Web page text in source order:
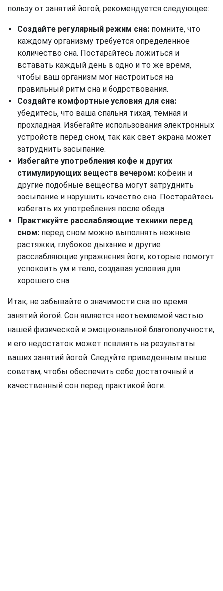
пользу от занятий йогой, рекомендуется следующее:
Создайте регулярный режим сна: помните, что
каждому организму требуется определенное
количество сна. Постарайтесь ложиться и
вставать каждый день в одно и то же время,
чтобы ваш организм мог настроиться на
правильный ритм сна и бодрствования.
Создайте комфортные условия для сна:
убедитесь, что ваша спальня тихая, темная и
прохладная. Избегайте использования электронных
устройств перед сном, так как свет экрана может
затруднить засыпание.
Избегайте употребления кофе и других
стимулирующих веществ вечером: кофеин и
другие подобные вещества могут затруднить
засыпание и нарушить качество сна. Постарайтесь
избегать их употребления после обеда.
Практикуйте расслабляющие техники перед
сном: перед сном можно выполнять нежные
растяжки, глубокое дыхание и другие
расслабляющие упражнения йоги, которые помогут
успокоить ум и тело, создавая условия для
хорошего сна.
Итак, не забывайте о значимости сна во время
занятий йогой. Сон является неотъемлемой частью
нашей физической и эмоциональной благополучности,
и его недостаток может повлиять на результаты
ваших занятий йогой. Следуйте приведенным выше
советам, чтобы обеспечить себе достаточный и
качественный сон перед практикой йоги.